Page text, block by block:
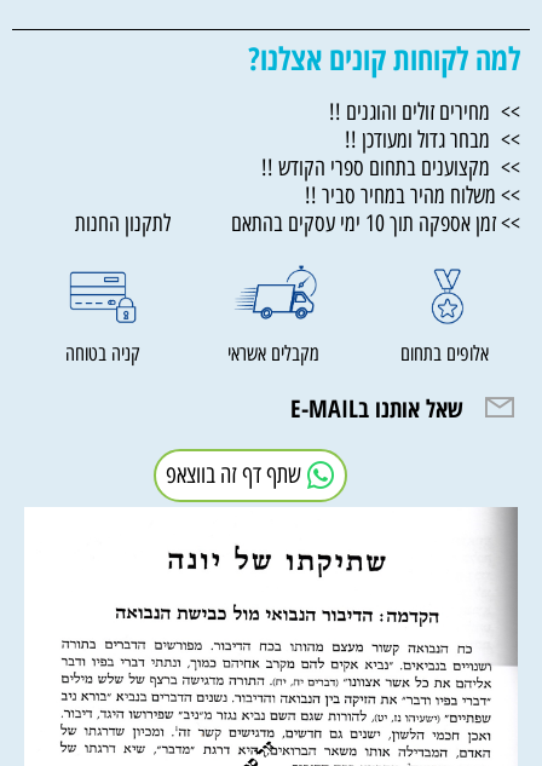
למה לקוחות קונים אצלנו?
>> מחירים זולים והוגנים !!
>> מבחר גדול ומעודכן !!
>> מקצוענים בתחום ספרי הקודש !!
>> משלוח מהיר במחיר סביר !!
>> זמן אספקה תוך 10 ימי עסקים בהתאם לתקנון החנות
אלופים בתחום מקבלים אשראי קניה בטוחה
שאל אותנו בE-MAIL
שתף דף זה בווצאפ